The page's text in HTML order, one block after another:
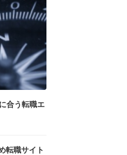
合う転職エ
転職サイト